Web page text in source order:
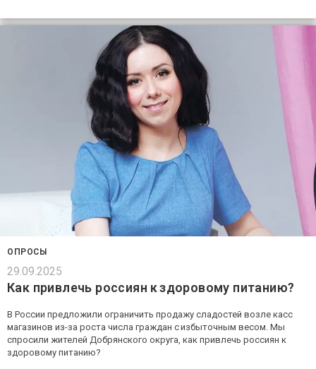
ОПРОСЫ
29.09.2025
Как привлечь россиян к здоровому питанию?
В России предложили ограничить продажу сладостей возле касс
магазинов из-за роста числа граждан с избыточным весом. Мы
спросили жителей Добрянского округа, как привлечь россиян к
здоровому питанию?